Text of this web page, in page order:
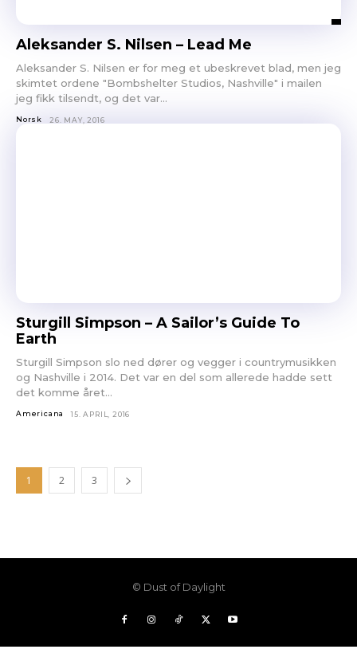
Aleksander S. Nilsen – Lead Me
Aleksander S. Nilsen er for meg et ubeskrevet blad, men jeg
skimtet ordene "Bombshelter Studios, Nashville" i mailen
jeg fikk tilsendt, og det var...
Norsk 26. MAY, 2016
Sturgill Simpson – A Sailor’s Guide To
Earth
Sturgill Simpson slo ned dører og vegger i countrymusikken
og Nashville i 2014. Det var en del som allerede hadde sett
det komme året...
Americana 15. APRIL, 2016
1 2 3
© Dust of Daylight